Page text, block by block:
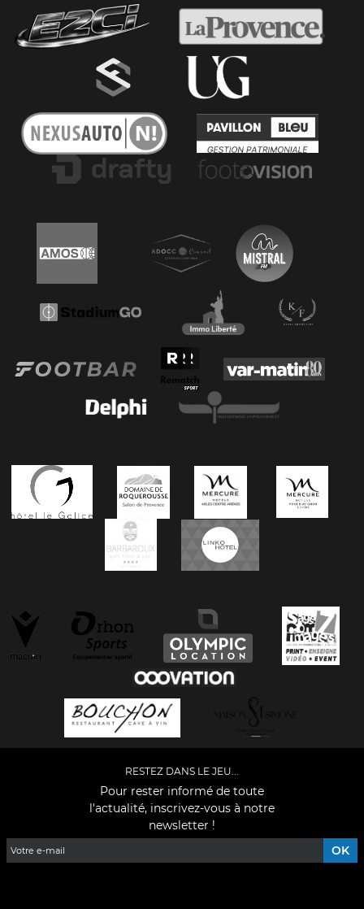
RESTEZ DANS LE JEU...
Pour rester informé de toute
l'actualité, inscrivez-vous à notre
newsletter !